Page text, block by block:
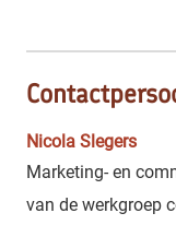
Nicola Slegers
Marketing- en
van de werkgroep